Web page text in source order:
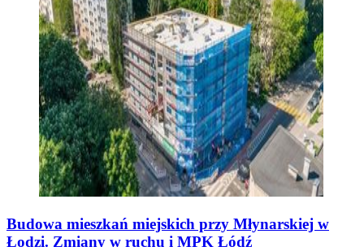
Budowa mieszkań miejskich przy Młynarskiej w
Łodzi. Zmiany w ruchu i MPK Łódź